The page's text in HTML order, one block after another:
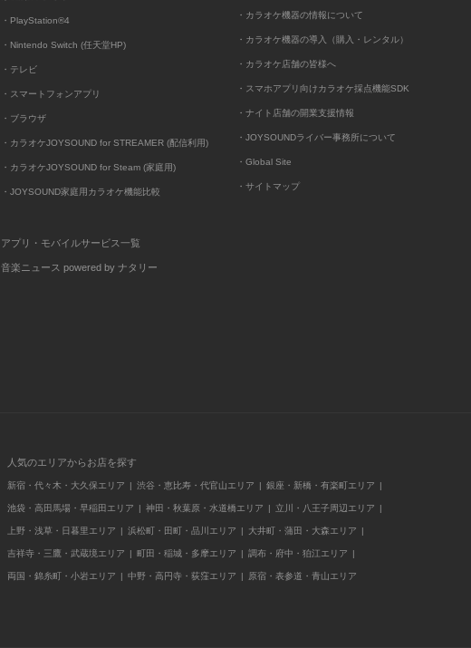
・PlayStation®4
・Nintendo Switch (任天堂HP)
・テレビ
・スマートフォンアプリ
・ブラウザ
・カラオケJOYSOUND for STREAMER (配信利用)
・カラオケJOYSOUND for Steam (家庭用)
・JOYSOUND家庭用カラオケ機能比較
アプリ・モバイルサービス一覧
音楽ニュース powered by ナタリー
・カラオケ機器の情報について
・カラオケ機器の導入（購入・レンタル）
・カラオケ店舗の皆様へ
・スマホアプリ向けカラオケ採点機能SDK
・ナイト店舗の開業支援情報
・JOYSOUNDライバー事務所について
・Global Site
・サイトマップ
人気のエリアからお店を探す
新宿・代々木・大久保エリア 渋谷・恵比寿・代官山エリア 銀座・新橋・有楽町エリア
池袋・高田馬場・早稲田エリア 神田・秋葉原・水道橋エリア 立川・八王子周辺エリア
上野・浅草・日暮里エリア 浜松町・田町・品川エリア 大井町・蒲田・大森エリア
吉祥寺・三鷹・武蔵境エリア 町田・稲城・多摩エリア 調布・府中・狛江エリア
両国・錦糸町・小岩エリア 中野・高円寺・荻窪エリア 原宿・表参道・青山エリア